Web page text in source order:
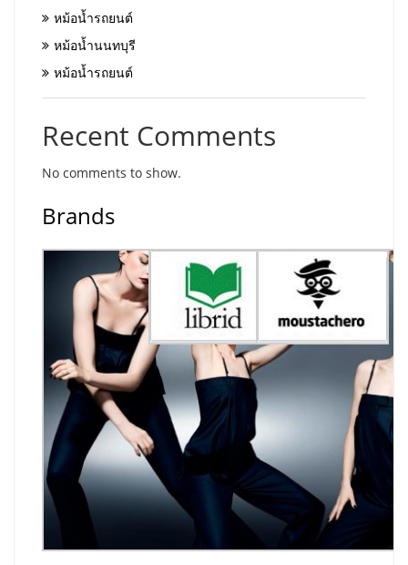
หม้อน้ำรถยนต์
หม้อน้ำนนทบุรี
หม้อน้ำรถยนต์
Recent Comments
No comments to show.
Brands